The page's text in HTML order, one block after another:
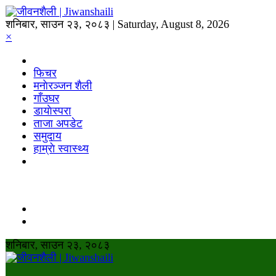
शनिबार, साउन २३, २०८३ | Saturday, August 8, 2026
×
फिचर
मनाेरञ्जन शैली
गाँउघर
डायाेस्परा
ताजा अपडेट
समुदाय
हाम्राे स्वास्थ्य
शनिबार, साउन २३, २०८३